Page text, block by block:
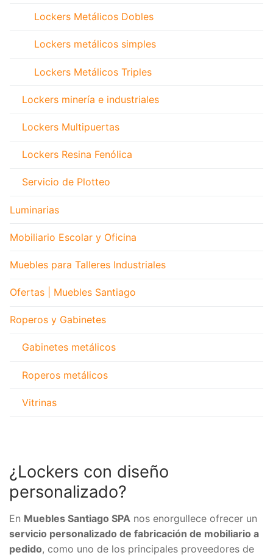
Lockers Metálicos Dobles
Lockers metálicos simples
Lockers Metálicos Triples
Lockers minería e industriales
Lockers Multipuertas
Lockers Resina Fenólica
Servicio de Plotteo
Luminarias
Mobiliario Escolar y Oficina
Muebles para Talleres Industriales
Ofertas | Muebles Santiago
Roperos y Gabinetes
Gabinetes metálicos
Roperos metálicos
Vitrinas
¿Lockers con diseño
personalizado?
En Muebles Santiago SPA nos enorgullece ofrecer un
servicio personalizado de fabricación de mobiliario a
pedido, como uno de los principales proveedores de